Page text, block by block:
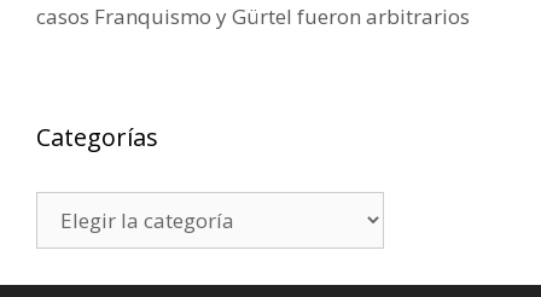
casos Franquismo y Gürtel fueron arbitrarios
Categorías